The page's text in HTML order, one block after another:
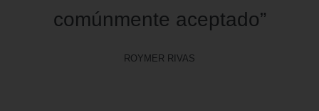
comúnmente aceptado”
ROYMER RIVAS